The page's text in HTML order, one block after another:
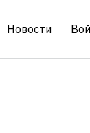
Новости